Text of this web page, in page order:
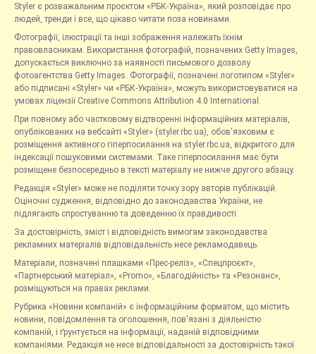
Styler є розважальним проєктом «РБК-Україна», який розповідає про
людей, тренди і все, що цікаво читати поза новинами.
Фотографії, ілюстрації та інші зображення належать їхнім
правовласникам. Використання фотографій, позначених Getty Images,
допускається виключно за наявності письмового дозволу
фотоагентства Getty Images. Фотографії, позначені логотипом «Styler»
або підписані «Styler» чи «РБК-Україна», можуть використовуватися на
умовах ліцензії Creative Commons Attribution 4.0 International.
При повному або частковому відтворенні інформаційних матеріалів,
опублікованих на вебсайті «Styler» (styler.rbc.ua), обов'язковим є
розміщення активного гіперпосилання на styler.rbc.ua, відкритого для
індексації пошуковими системами. Таке гіперпосилання має бути
розміщене безпосередньо в тексті матеріалу не нижче другого абзацу.
Редакція «Styler» може не поділяти точку зору авторів публікацій.
Оціночні судження, відповідно до законодавства України, не
підлягають спростуванню та доведенню їх правдивості.
За достовірність, зміст і відповідність вимогам законодавства
рекламних матеріалів відповідальність несе рекламодавець.
Матеріали, позначені плашками «Прес-реліз», «Спецпроєкт»,
«Партнерський матеріал», «Promo», «Благодійність» та «Резонанс»,
розміщуються на правах реклами.
Рубрика «Новини компаній» є інформаційним форматом, що містить
новини, повідомлення та оголошення, пов'язані з діяльністю
компаній, і ґрунтується на інформації, наданій відповідними
компаніями. Редакція не несе відповідальності за достовірність такої